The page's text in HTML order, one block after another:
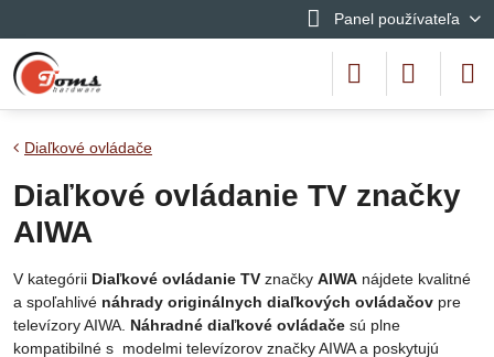
Panel používateľa
Diaľkové ovládače
Diaľkové ovládanie TV značky
AIWA
V kategórii Diaľkové ovládanie TV značky AIWA nájdete kvalitné
a spoľahlivé náhrady originálnych diaľkových ovládačov pre
televízory AIWA. Náhradné diaľkové ovládače sú plne
kompatibilné s modelmi televízorov značky AIWA a poskytujú